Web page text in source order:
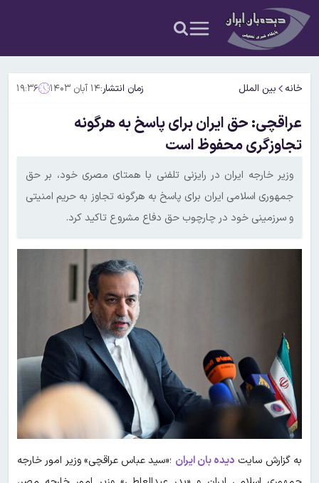
خانه بین الملل زمان انتشار:۱۴ آبان ۱۴۰۳ ۱۹:۳۶
عراقچی: حق ایران برای پاسخ به هرگونه
تجاوزگری محفوظ است
وزیر خارجه ایران در رایزنی تلفنی با همتای مصری خود، بر حق
جمهوری اسلامی ایران برای پاسخ به هرگونه تجاوز به حریم امنیتی
و سرزمینی خود در چارچوب حق دفاع مشروع تاکید کرد.
به گزارش سایت دیده بان ایران ؛«سید عباس عراقچی» وزیر امور خارجه